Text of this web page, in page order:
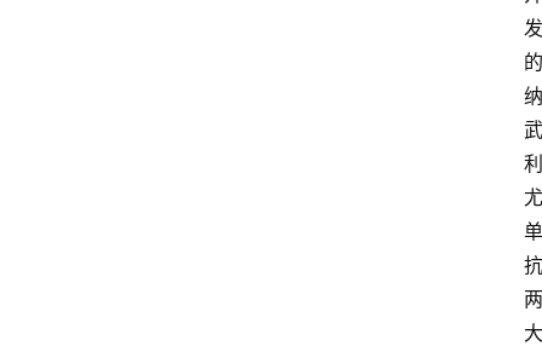
发
的
纳
武
利
尤
单
抗
两
大